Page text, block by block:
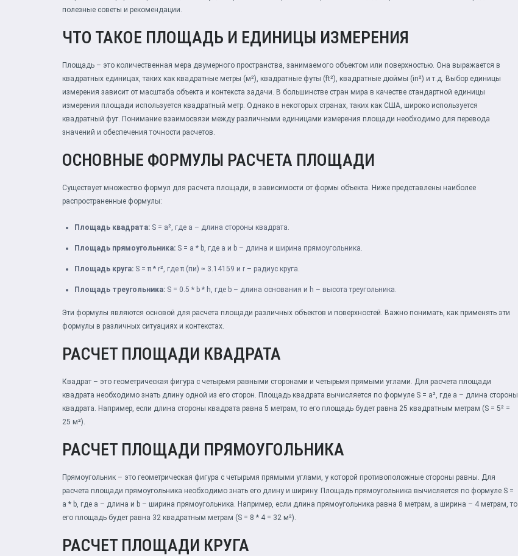
полезные советы и рекомендации.
ЧТО ТАКОЕ ПЛОЩАДЬ И ЕДИНИЦЫ ИЗМЕРЕНИЯ
Площадь – это количественная мера двумерного пространства, занимаемого объектом или поверхностью. Она выражается в
квадратных единицах, таких как квадратные метры (м²), квадратные футы (ft²), квадратные дюймы (in²) и т.д. Выбор единицы
измерения зависит от масштаба объекта и контекста задачи. В большинстве стран мира в качестве стандартной единицы
измерения площади используется квадратный метр. Однако в некоторых странах, таких как США, широко используется
квадратный фут. Понимание взаимосвязи между различными единицами измерения площади необходимо для перевода
значений и обеспечения точности расчетов.
ОСНОВНЫЕ ФОРМУЛЫ РАСЧЕТА ПЛОЩАДИ
Существует множество формул для расчета площади, в зависимости от формы объекта. Ниже представлены наиболее
распространенные формулы:
Площадь квадрата: S = a², где a – длина стороны квадрата.
Площадь прямоугольника: S = a * b, где a и b – длина и ширина прямоугольника.
Площадь круга: S = π * r², где π (пи) ≈ 3.14159 и r – радиус круга.
Площадь треугольника: S = 0.5 * b * h, где b – длина основания и h – высота треугольника.
Эти формулы являются основой для расчета площади различных объектов и поверхностей. Важно понимать, как применять эти
формулы в различных ситуациях и контекстах.
РАСЧЕТ ПЛОЩАДИ КВАДРАТА
Квадрат – это геометрическая фигура с четырьмя равными сторонами и четырьмя прямыми углами. Для расчета площади
квадрата необходимо знать длину одной из его сторон. Площадь квадрата вычисляется по формуле S = a², где a – длина стороны
квадрата. Например, если длина стороны квадрата равна 5 метрам, то его площадь будет равна 25 квадратным метрам (S = 5² =
25 м²).
РАСЧЕТ ПЛОЩАДИ ПРЯМОУГОЛЬНИКА
Прямоугольник – это геометрическая фигура с четырьмя прямыми углами, у которой противоположные стороны равны. Для
расчета площади прямоугольника необходимо знать его длину и ширину. Площадь прямоугольника вычисляется по формуле S =
a * b, где a – длина и b – ширина прямоугольника. Например, если длина прямоугольника равна 8 метрам, а ширина – 4 метрам, то
его площадь будет равна 32 квадратным метрам (S = 8 * 4 = 32 м²).
РАСЧЕТ ПЛОЩАДИ КРУГА